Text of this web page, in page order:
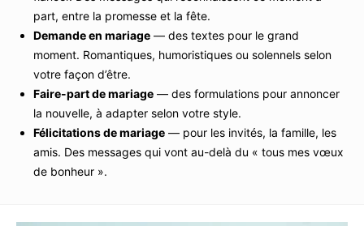
part, entre la promesse et la fête.
Demande en mariage — des textes pour le grand
moment. Romantiques, humoristiques ou solennels selon
votre façon d’être.
Faire-part de mariage — des formulations pour annoncer
la nouvelle, à adapter selon votre style.
Félicitations de mariage — pour les invités, la famille, les
amis. Des messages qui vont au-delà du « tous mes vœux
de bonheur ».